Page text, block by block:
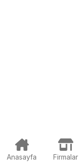
Anasayfa Firmalar